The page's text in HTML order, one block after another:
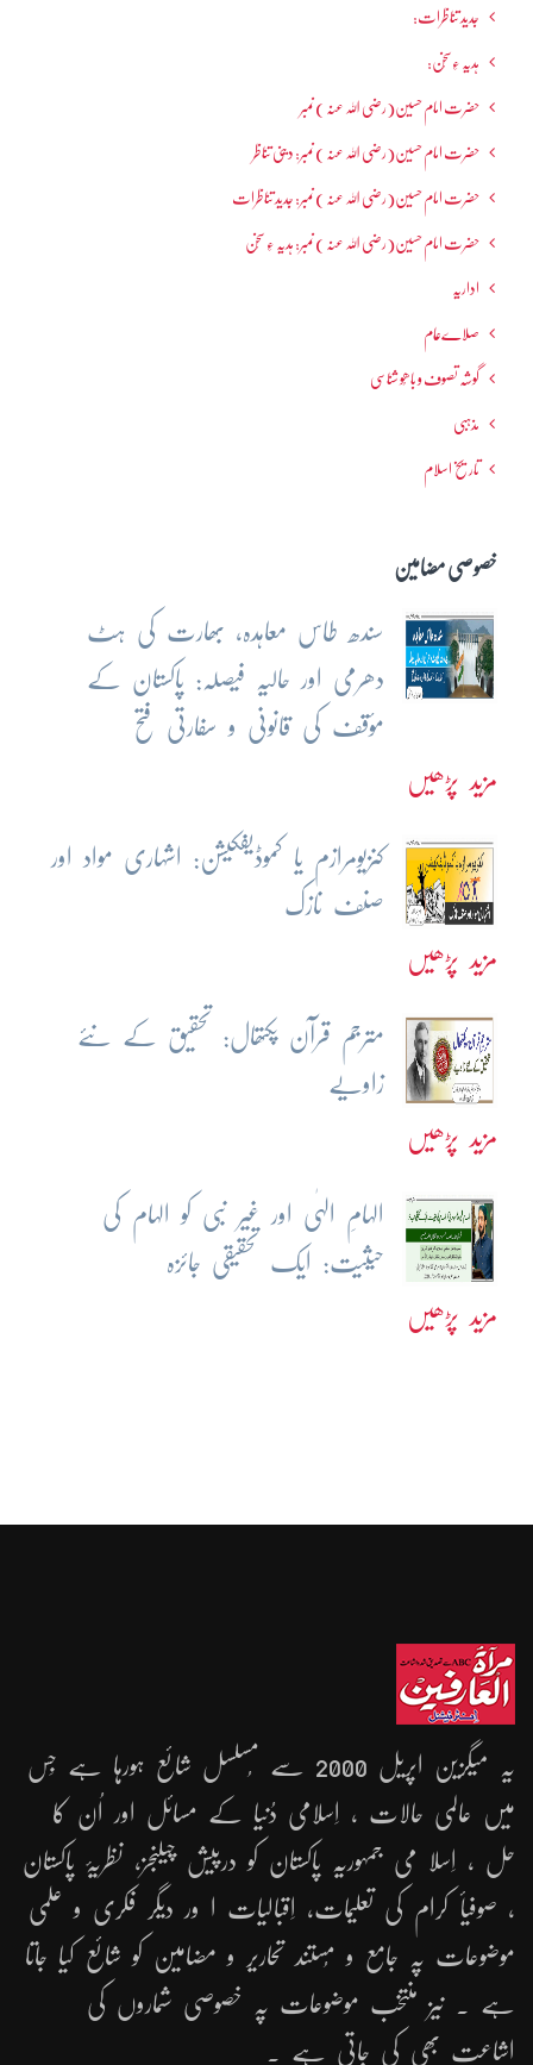
جدید تناظرات:
ہدیہ ءِسُخن:
حضرت امام حسین(رضی اللہ عنہ ) نمبر
حضرت امام حسین(رضی اللہ عنہ ) نمبر: دینی تناظر
حضرت امام حسین(رضی اللہ عنہ ) نمبر: جدید تناظرات
حضرت امام حسین(رضی اللہ عنہ ) نمبر: ہدیہ ءِ سُخن
اداریہ
صلاےعام
گوشہ تصوف و باھُو شناسی
مذہبی
تاریخ اسلام
خصوصی مضامین
سندھ طاس معاہدہ، بھارت کی ہٹ
دھرمی اور حالیہ فیصلہ: پاکستان کے
مؤقف کی قانونی و سفارتی فتح
مزید پڑھیں
کنزیومرازم یا کموڈیفکیشن: اشہاری مواد اور
صنف نازک
مزید پڑھیں
مترجم قرآن پکتھال: تحقیق کے نئے
زاویے
مزید پڑھیں
الہامِ الہٰی اور غیر نبی کو الہام کی
حیثیت: ایک تحقیقی جائزہ
مزید پڑھیں
یہ میگزین اپریل 2000 سے مُسلسل شائع ہورہا ہے جِس
میں عالمی حالات ، اِسلامی دُنیا کے مسائل اور اُن کا
حل ، اِسلا می جمہوریّہ پاکستان کو درپیش چیلنجز، نظریۂ پاکستان
، صوفیأ کرام کی تعلیمات، اِقبالیات ا ور دیگر فکری و علمی
موضوعات پہ جامع و مُستند تحاریر و مضامین کو شائع کیا جاتا
ہے ۔ نیز منتخب موضوعات پہ خصوصی شماروں کی
اشاعت بھی کی جاتی ہے ۔